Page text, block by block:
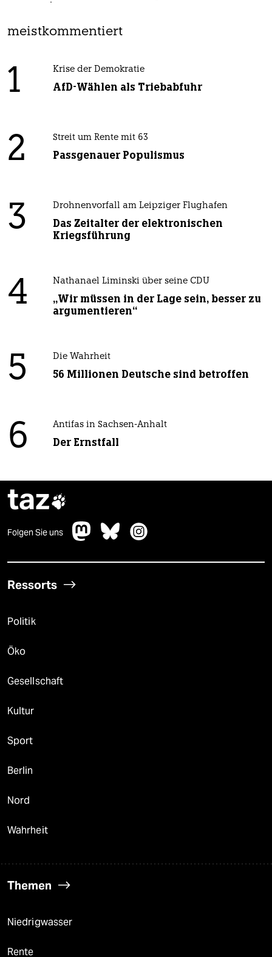
meistkommentiert
1 Krise der Demokratie
AfD-Wählen als Triebabfuhr
2 Streit um Rente mit 63
Passgenauer Populismus
3 Drohnenvorfall am Leipziger Flughafen
Das Zeitalter der elektronischen
Kriegsführung
4 Nathanael Liminski über seine CDU
„Wir müssen in der Lage sein, besser zu
argumentieren“
5 Die Wahrheit
56 Millionen Deutsche sind betroffen
6 Antifas in Sachsen-Anhalt
Der Ernstfall
taz
Folgen Sie uns
Ressorts
Politik
Öko
Gesellschaft
Kultur
Sport
Berlin
Nord
Wahrheit
Themen
Niedrigwasser
Rente